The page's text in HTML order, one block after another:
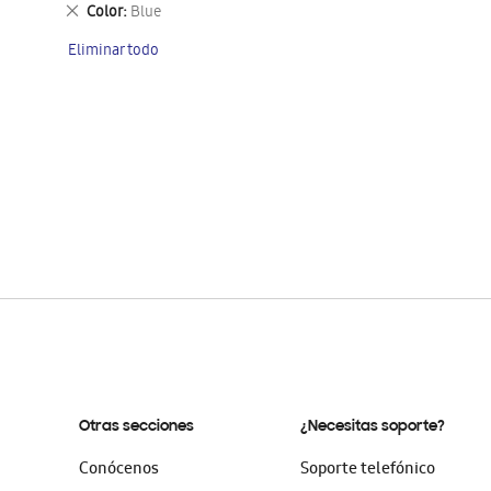
artículo
Color Blue
Eliminar
artículo
Eliminar todo
Otras secciones
Conócenos
¿Necesitas soporte?
Soporte telefónico